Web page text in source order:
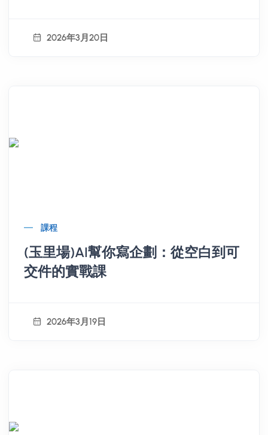
2026年3月20日
課程
(玉里場)AI幫你寫企劃：從空白到可
交件的實戰課
2026年3月19日